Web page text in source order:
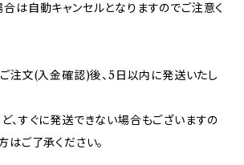
は自動キャンセルとなりますのでご注意く
注文(入金確認)後、5日以内に発送いたし
、すぐに発送できない場合もございますの
はご了承ください。